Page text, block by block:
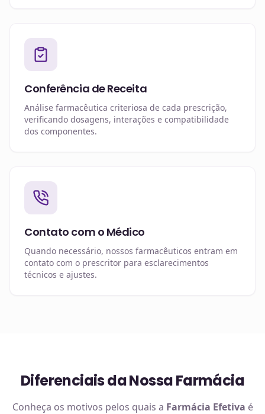
Conferência de Receita
Análise farmacêutica criteriosa de cada prescrição,
verificando dosagens, interações e compatibilidade
dos componentes.
Contato com o Médico
Quando necessário, nossos farmacêuticos entram em
contato com o prescritor para esclarecimentos
técnicos e ajustes.
Diferenciais da Nossa Farmácia
Conheça os motivos pelos quais a Farmácia Efetiva é